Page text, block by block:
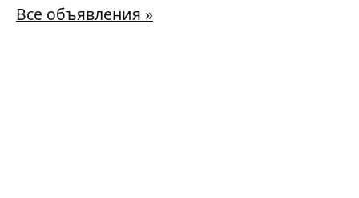
Все объявления »